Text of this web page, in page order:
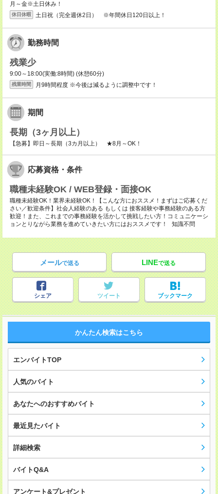
月～金※土日休み！
休日休暇 土日祝（完全週休2日） ※年間休日120日以上！
勤務時間
残業少
9:00～18:00(実働:8時間) (休憩60分)
残業時間 月9時間程度 ※今後は減るように調整中です！
期間
長期（3ヶ月以上）
【急募】即日～長期（3カ月以上） ★8月～OK！
応募資格・条件
職種未経験OK / WEB登録・面接OK
職種未経験OK！業界未経験OK！【こんな方におススメ！まずはご応募くだ
さい／歓迎条件】社会人経験のある もしくは 接客経験や事務経験のある方
歓迎！また、これまでの事務経験を活かして挑戦したい方！コミュニケーシ
ョンとりながら業務を進めていきたい方にはおススメです！ 知識不問
メールで送る LINEで送る
シェア ツイート ブックマーク
かんたん検索はこちら
エンバイトTOP
人気のバイト
あなたへのおすすめバイト
最近見たバイト
詳細検索
バイトQ&A
アンケート&プレゼント